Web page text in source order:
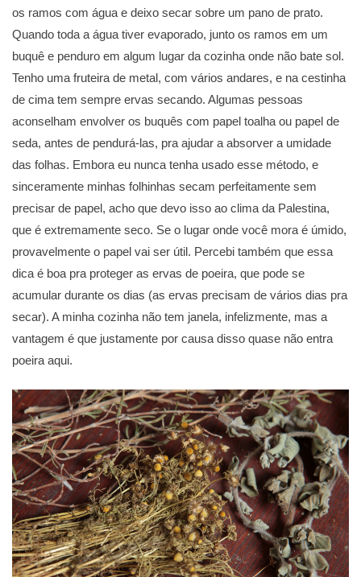
os ramos com água e deixo secar sobre um pano de prato.
Quando toda a água tiver evaporado, junto os ramos em um
buquê e penduro em algum lugar da cozinha onde não bate sol.
Tenho uma fruteira de metal, com vários andares, e na cestinha
de cima tem sempre ervas secando. Algumas pessoas
aconselham envolver os buquês com papel toalha ou papel de
seda, antes de pendurá-las, pra ajudar a absorver a umidade
das folhas. Embora eu nunca tenha usado esse método, e
sinceramente minhas folhinhas secam perfeitamente sem
precisar de papel, acho que devo isso ao clima da Palestina,
que é extremamente seco. Se o lugar onde você mora é úmido,
provavelmente o papel vai ser útil. Percebi também que essa
dica é boa pra proteger as ervas de poeira, que pode se
acumular durante os dias (as ervas precisam de vários dias pra
secar). A minha cozinha não tem janela, infelizmente, mas a
vantagem é que justamente por causa disso quase não entra
poeira aqui.